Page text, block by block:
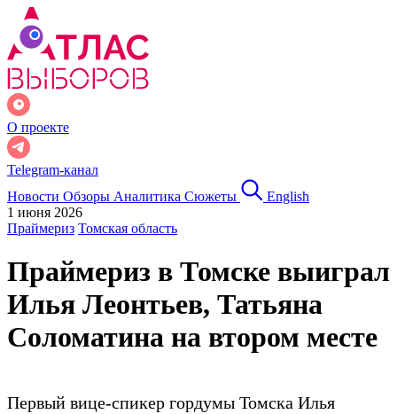
О проекте
Telegram-канал
Новости Обзоры Аналитика Сюжеты
English
1 июня 2026
Праймериз Томская область
Праймериз в Томске выиграл
Илья Леонтьев, Татьяна
Соломатина на втором месте
Первый вице-спикер гордумы Томска Илья